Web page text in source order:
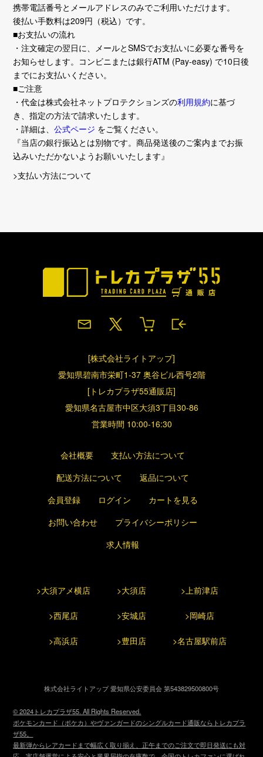
携帯電話番号とメールアドレスのみでご利用いただけます。
後払い手数料は209円（税込）です。
■お支払いの流れ
・注文確定の翌日に、メールとSMSでお支払いに必要な番号を
お知らせします。コンビニまたは銀行ATM (Pay-easy) で10日後
までにお支払いください。
■ご注意
・代金は株式会社ネットプロテクションズの利用規約に基づ
き、指定の方法で請求いたします。
・詳細は、公式ページ をご覧ください。
『当店の銀行振込とは別物です。商品発送後のご案内までお振
込みいただかないようお願いいたします』
>支払い方法について
[株式会社ライトアップ]
愛知県碧南市栄町1-37 奥谷ビル西号2階
[トレカプラザ55通販店]
愛知県名古屋市中区大須3丁目30-86
営業時間 10:00-16:30
会社概要
支払い方法について
配送方法について
返品について
会員登録
ログイン
カートを見る
お問い合わせ
プライバシーポリシー
求人情報
>大須アメ横店 >大須店 >上前津店
>西尾店 >安城店 >岡崎店
>高浜店 >豊田店 >名古屋駅前店
株式会社ライトアップ 愛知県公安委員会 第543829500800号
© 2024トレカプラザ55. All Rights Reserved.
ポケモンカード（ポケカ）やヴァンガードのシングルカード通販ならトレカプラ
ザ55。
最新弾からレアカードまで幅広く取り揃え、正午までのご注文で即日発送にも対